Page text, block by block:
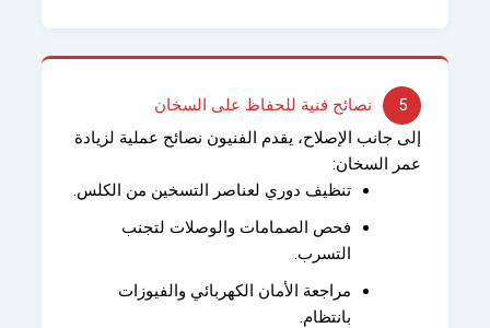
5
نصائح فنية للحفاظ على السخان
إلى جانب الإصلاح، يقدم الفنيون نصائح عملية لزيادة
عمر السخان:
تنظيف دوري لعناصر التسخين من الكلس.
فحص الصمامات والوصلات لتجنب
التسرب.
مراجعة الأمان الكهربائي والفيوزات
بانتظام.